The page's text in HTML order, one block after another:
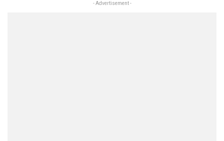
- Advertisement -